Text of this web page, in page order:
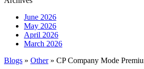
June 2026
May 2026
April 2026
March 2026
Blogs » Other» CP Company Mode